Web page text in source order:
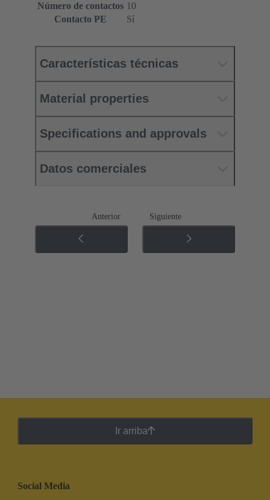
Número de contactos 10
Contacto PE
Sí
Características técnicas
Material properties
Specifications and approvals
Datos comerciales
Anterior Siguiente
Ir arriba
Social Media